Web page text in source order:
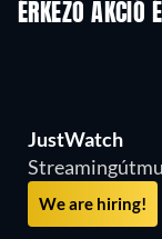
ÉRKEZŐ
JustWatch
We are hiring!